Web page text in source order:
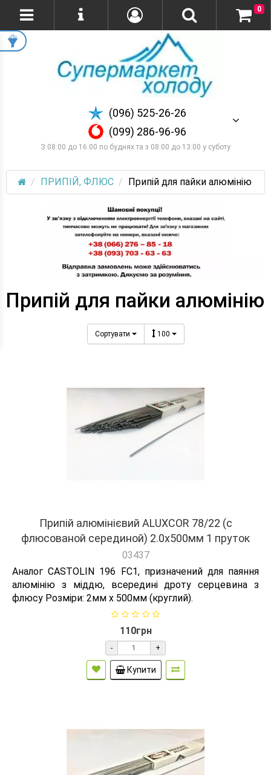
(096) 525-26-26
(099) 286-96-96
З 08:00 до 16:00 по буднях та з 08:00 до 13:00 у суботу
0
ПРИПІЙ, ФЛЮС Припій для пайки алюмінію
Припій для пайки алюмінію
Сортувати 100
Припій алюмінієвий ALUXCOR 78/22 (с
флюсованой серединой) 2.0х500мм 1 пруток
03437
Аналог CASTOLIN 196 FC1, призначений для паяння
алюмінію з міддю, всередині дроту серцевина з
флюсу Розміри: 2мм х 500мм (круглий).
110грн
- +
Купити